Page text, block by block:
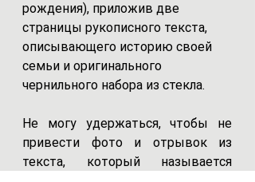
рождения), приложив две
страницы рукописного текста,
описывающего историю своей
семьи и оригинального
чернильного набора из стекла.
Не могу удержаться, чтобы не
привести фото и отрывок из
текста, который называется